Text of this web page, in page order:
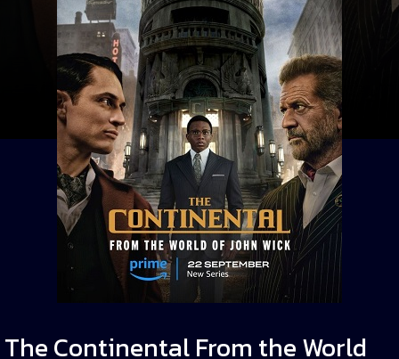
The Continental From the World